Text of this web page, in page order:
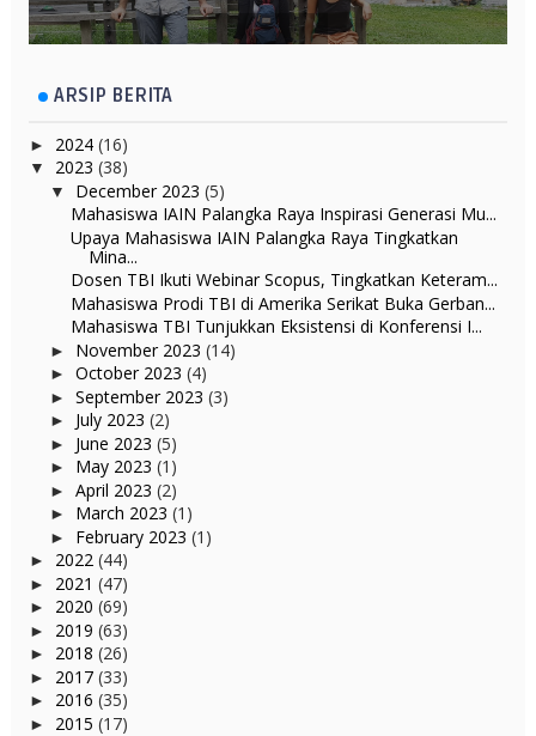
ARSIP BERITA
► 2024 (16)
▼ 2023 (38)
▼ December 2023 (5)
Mahasiswa IAIN Palangka Raya Inspirasi Generasi Mu...
Upaya Mahasiswa IAIN Palangka Raya Tingkatkan
Mina...
Dosen TBI Ikuti Webinar Scopus, Tingkatkan Keteram...
Mahasiswa Prodi TBI di Amerika Serikat Buka Gerban...
Mahasiswa TBI Tunjukkan Eksistensi di Konferensi I...
► November 2023 (14)
► October 2023 (4)
► September 2023 (3)
► July 2023 (2)
► June 2023 (5)
► May 2023 (1)
► April 2023 (2)
► March 2023 (1)
► February 2023 (1)
► 2022 (44)
► 2021 (47)
► 2020 (69)
► 2019 (63)
► 2018 (26)
► 2017 (33)
► 2016 (35)
► 2015 (17)